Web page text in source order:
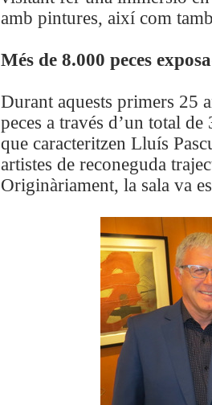
amb pintures, així com
Més de 8.000 peces
Durant aquests primers 25
peces a través d’un total
que caracteritzen Lluís
artistes de reconeguda
Originàriament, la sala va